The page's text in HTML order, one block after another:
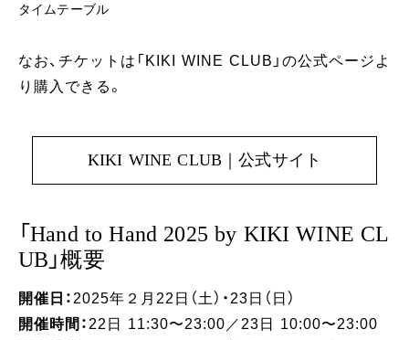
タイムテーブル
なお、チケットは「KIKI WINE CLUB」の公式ページよ
り購入できる。
KIKI WINE CLUB｜公式サイト
「Hand to Hand 2025 by KIKI WINE CL
UB」概要
開催日： 2025年２月22日（土）・23日（日）
開催時間： 22日 11:30〜23:00／23日 10:00〜23:00